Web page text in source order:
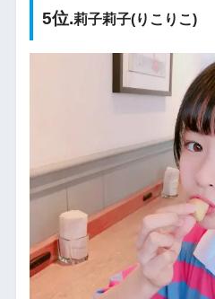
5位.莉子莉子(りこりこ)